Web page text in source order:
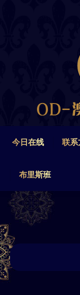
今日在线 联系
布里斯班